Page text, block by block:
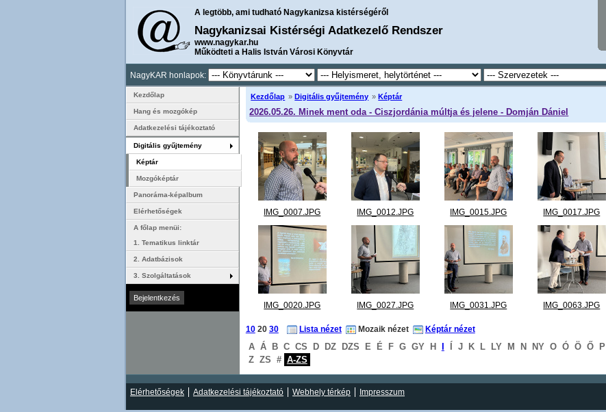
A legtöbb, ami tudható Nagykanizsa kistérségéről
Nagykanizsai Kistérségi Adatkezelő Rendszer
www.nagykar.hu
Működteti a Halis István Városi Könyvtár
NagyKAR honlapok:
Kezdőlap » Digitális gyűjtemény » Képtár
2026.05.26. Minek ment oda - Ciszjordánia múltja és jelene - Domján Dániel
IMG_0007.JPG IMG_0012.JPG IMG_0015.JPG IMG_0017.JPG
IMG_0020.JPG IMG_0027.JPG IMG_0031.JPG IMG_0063.JPG
10 20 30 Lista nézet Mozaik nézet Képtár nézet
A Á B C CS D DZ DZS E É F G GY H I Í J K L LY M N NY O Ó Ö Ő P
Z ZS # A-ZS
Kezdőlap
Hang és mozgókép
Adatkezelési tájékoztató
Digitális gyűjtemény
Képtár
Mozgóképtár
Panoráma-képalbum
Elérhetőségek
A főlap menüi:
1. Tematikus linktár
2. Adatbázisok
3. Szolgáltatások
Elérhetőségek Adatkezelési tájékoztató Webhely térkép Impresszum